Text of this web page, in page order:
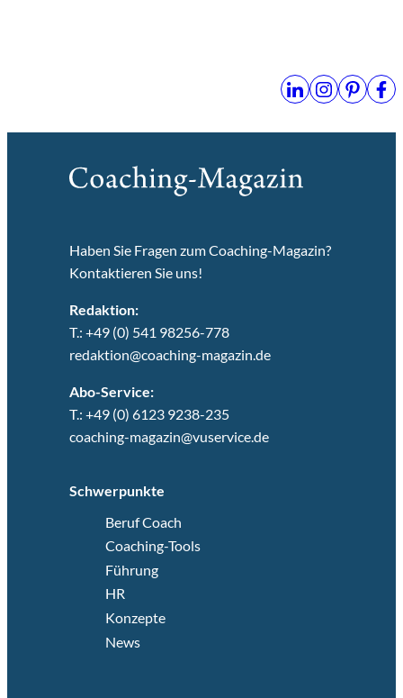
Haben Sie Fragen zum Coaching-Magazin?
Kontaktieren Sie uns!
Redaktion:
T.: +49 (0) 541 98256-778
redaktion@coaching-magazin.de
Abo-Service:
T.: +49 (0) 6123 9238-235
coaching-magazin@vuservice.de
Schwerpunkte
Beruf Coach
Coaching-Tools
Führung
HR
Konzepte
News